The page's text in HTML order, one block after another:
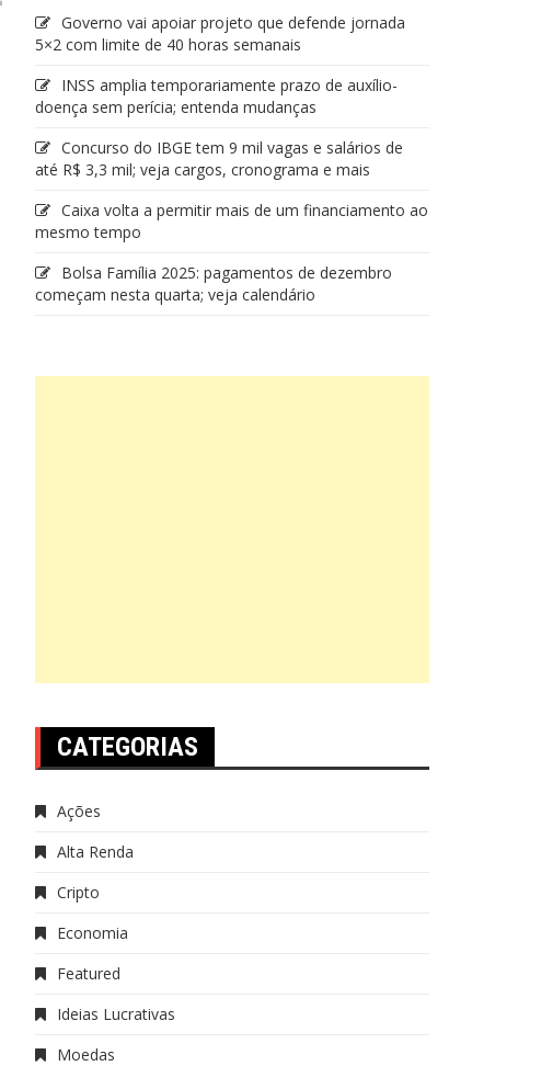
Governo vai apoiar projeto que defende jornada
5×2 com limite de 40 horas semanais
INSS amplia temporariamente prazo de auxílio-
doença sem perícia; entenda mudanças
Concurso do IBGE tem 9 mil vagas e salários de
até R$ 3,3 mil; veja cargos, cronograma e mais
Caixa volta a permitir mais de um financiamento ao
mesmo tempo
Bolsa Família 2025: pagamentos de dezembro
começam nesta quarta; veja calendário
CATEGORIAS
Ações
Alta Renda
Cripto
Economia
Featured
Ideias Lucrativas
Moedas